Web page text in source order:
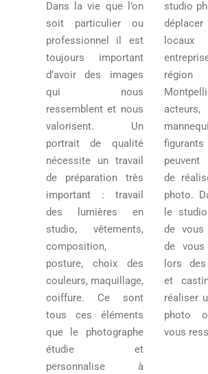
Dans la vie que l’on
soit particulier ou
professionnel il est
toujours important
d’avoir des images
qui nous
ressemblent et nous
valorisent. Un
portrait de qualité
nécessite un travail
de préparation très
important : travail
des lumières en
studio, vêtements,
composition,
posture, choix des
couleurs, maquillage,
coiffure. Ce sont
tous ces éléments
que le photographe
étudie et
personnalise à
studio
de
photo.
le
de vous
de vous
lors
et
réaliser
photo
vous